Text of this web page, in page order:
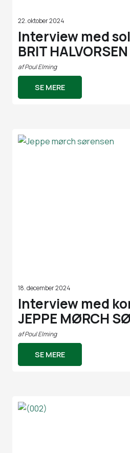
22. oktober 2024
Interview med
BRIT HALVORSEN
afPoul Elming
SE MERE
18. december 2024
Interview med
JEPPE MØRCH
afPoul Elming
SE MERE